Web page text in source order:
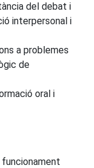
del debat i
interpersonal i
a problemes
de
oral i